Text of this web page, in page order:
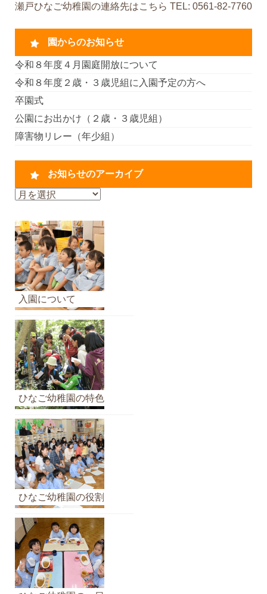
瀬戸ひなご幼稚園の連絡先はこちら TEL: 0561-82-7760
園からのお知らせ
令和８年度４月園庭開放について
令和８年度２歳・３歳児組に入園予定の方へ
卒園式
公園にお出かけ（２歳・３歳児組）
障害物リレー（年少組）
お知らせのアーカイブ
お
ら
せ
の
ア
ー
カ
イ
ブ
入園について
ひなご幼稚園の特色
ひなご幼稚園の役割